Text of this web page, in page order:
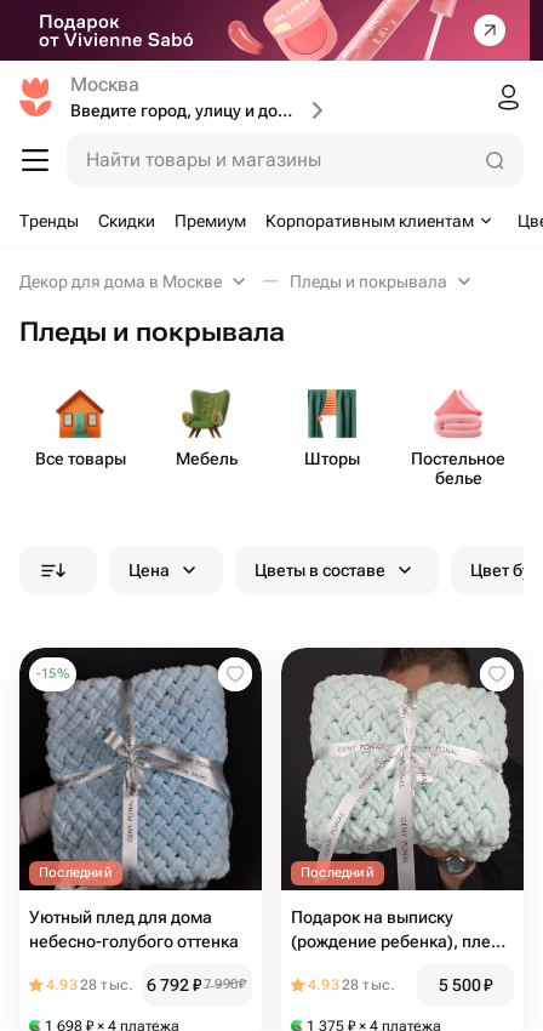
Москва
Введите город, улицу и дом доставки
Найти товары и магазины
Тренды Скидки Премиум Корпоративным клиентам
Декор для дома в Москве Пледы и покрывала
Пледы и покрывала
Все товары Мебель Шторы
Пост​ельное
белье
Цена Цветы в составе Цвет
-15%
Последний
Уютный плед для дома
небесно-голубого оттенка
4.9328 тыс. 6 792₽7 990₽
1 698 ₽ × 4 платежа
Последний
Подарок на выписку
(рождение ребенка), плед
4.9328 тыс. 5 500₽
1 375 ₽ × 4 платежа